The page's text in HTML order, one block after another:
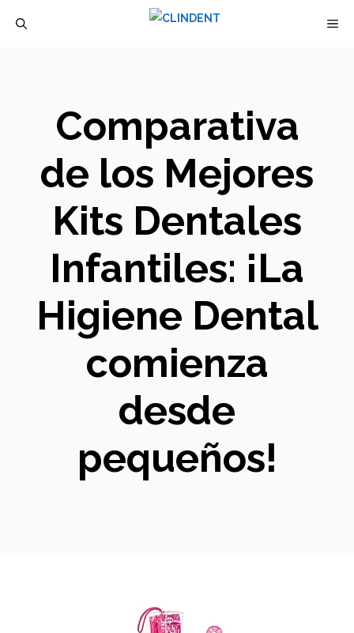
Comparativa
de los Mejores
Kits Dentales
Infantiles: ¡La
Higiene Dental
comienza
desde
pequeños!